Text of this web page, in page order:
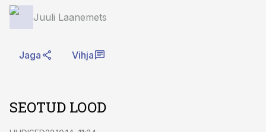
Juuli Laanemets
Jaga Vihja
SEOTUD LOOD